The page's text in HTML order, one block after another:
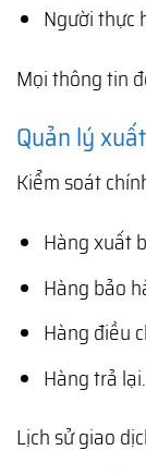
Người thực
Mọi thông tin
Quản lý
Kiểm soát
Hàng xuất
Hàng bảo
Hàng điều
Hàng trả lại.
Lịch sử giao